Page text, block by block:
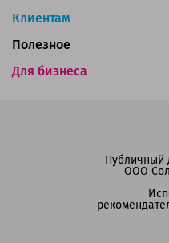
Клиентам
Для бизнеса
Полезное
Публичный
ООО